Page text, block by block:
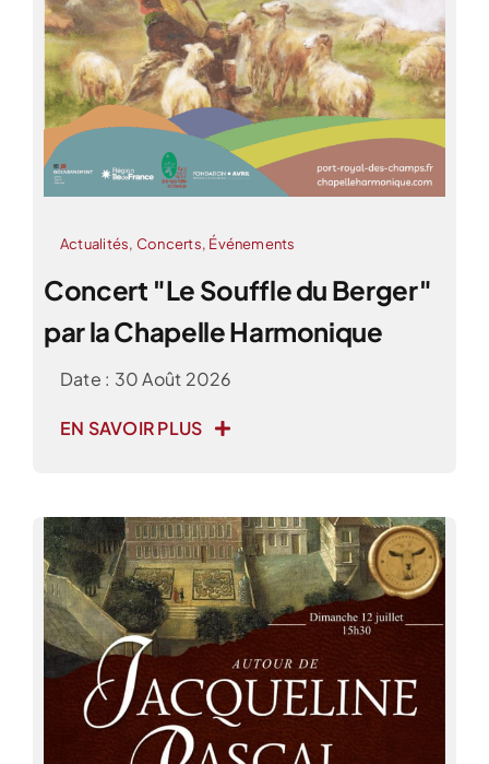
Actualités, Concerts, Événements
Concert ″Le Souffle du Berger″
par la Chapelle Harmonique
Date : 30 Août 2026
EN SAVOIR PLUS